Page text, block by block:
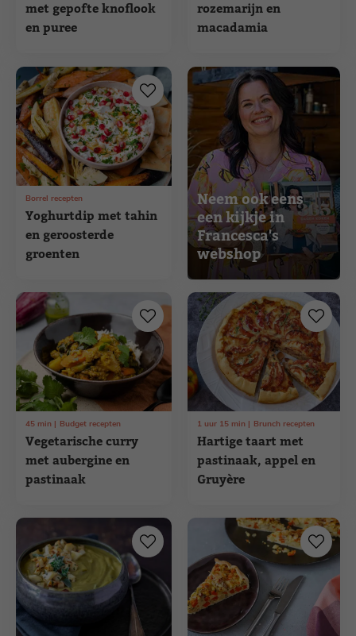
met gepofte knoflook
en puree
rozemarijn en
macadamia
Yoghurtdip met tahin
en geroosterde
groenten
Borrel recepten
Neem ook eens
een kijkje in
Francesca's
webshop
Vegetarische curry
met aubergine en
pastinaak
45 min Budget recepten
Hartige taart met
pastinaak, appel en
Gruyère
1 uur 15 min Brunch recepten